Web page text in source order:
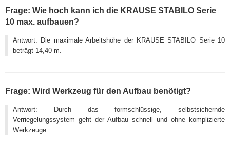
Frage: Wie hoch kann ich die KRAUSE STABILO Serie
10 max. aufbauen?
Antwort: Die maximale Arbeitshöhe der KRAUSE STABILO Serie 10
beträgt 14,40 m.
Frage: Wird Werkzeug für den Aufbau benötigt?
Antwort: Durch das formschlüssige, selbstsichernde
Verriegelungssystem geht der Aufbau schnell und ohne komplizierte
Werkzeuge.